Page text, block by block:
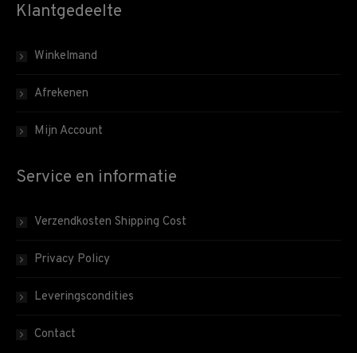
Klantgedeelte
Winkelmand
Afrekenen
Mijn Account
Service en informatie
Verzendkosten Shipping Cost
Privacy Policy
Leveringscondities
Contact